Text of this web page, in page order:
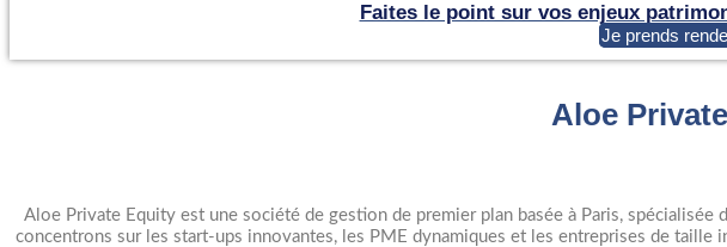
Faites le point sur vos enjeux
Je prends
Aloe
Aloe Private Equity est une société de gestion de premier plan basée à Paris,
concentrons sur les start-ups innovantes, les PME dynamiques et les entreprises de